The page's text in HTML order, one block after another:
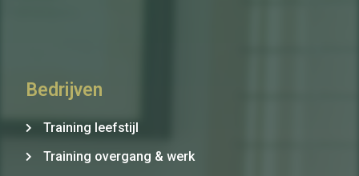
Bedrijven
Training leefstijl
Training overgang & werk